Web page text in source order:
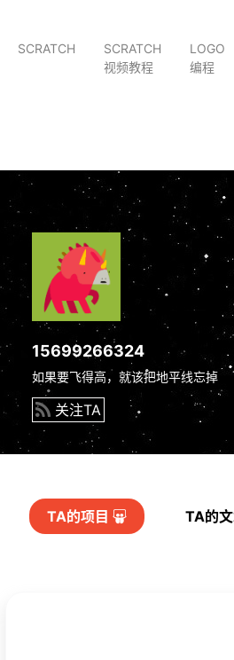
SCRATCH
SCRATCH
视频教程
LOGO
编程
15699266324
如果要飞得高，就该把地平线忘掉
关注TA
TA的项目 TA的